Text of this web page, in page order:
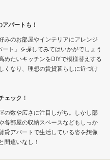
パートも！
みのお部屋やインテリアにアレンジ
ト」を探してみてはいかがでしょう
めたいキッチンをDIYで模様替えする
くなり、理想の賃貸暮らしに近づけ
ェック！
の数や広さに注目しがち。しかし部
各部屋の収納スペースなどもしっか
貸アパートで生活している姿を想像
間違いなし！